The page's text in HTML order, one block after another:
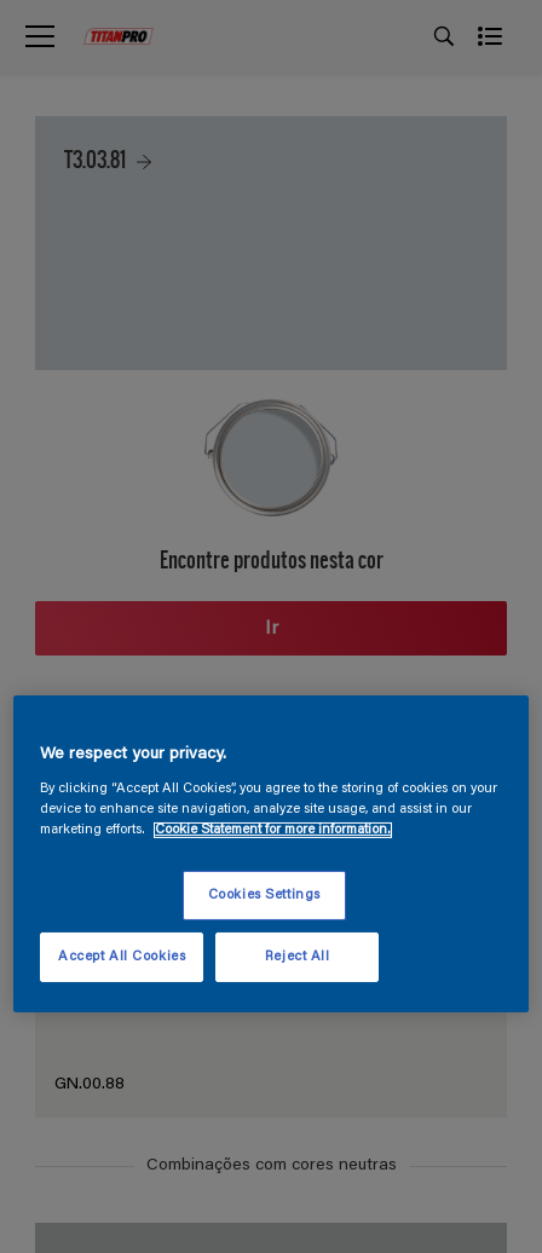
T3.03.81
Encontre produtos nesta cor
Ir
Seção de cores
GN.00.88
Combinações com cores neutras
We respect your privacy.
By clicking “Accept All Cookies”, you agree to the storing of cookies on your
device to enhance site navigation, analyze site usage, and assist in our
marketing efforts.
Cookie Statement for more information.
Cookies Settings
Reject All
Accept All Cookies